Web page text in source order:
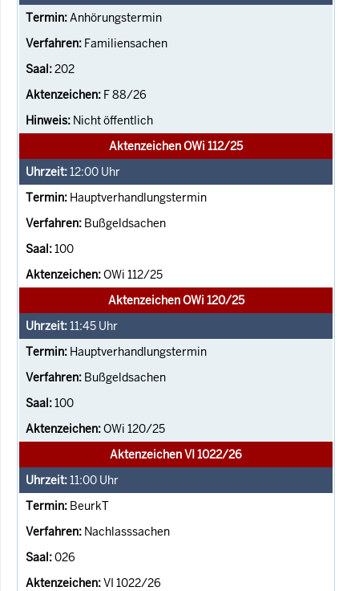
Anhörungstermin
Familiensachen
202
F 88/26
Nicht öffentlich
Aktenzeichen OWi 112/25
12:00 Uhr
Hauptverhandlungstermin
Bußgeldsachen
100
OWi 112/25
Aktenzeichen OWi 120/25
11:45 Uhr
Hauptverhandlungstermin
Bußgeldsachen
100
OWi 120/25
Aktenzeichen VI 1022/26
11:00 Uhr
BeurkT
Nachlasssachen
026
VI 1022/26